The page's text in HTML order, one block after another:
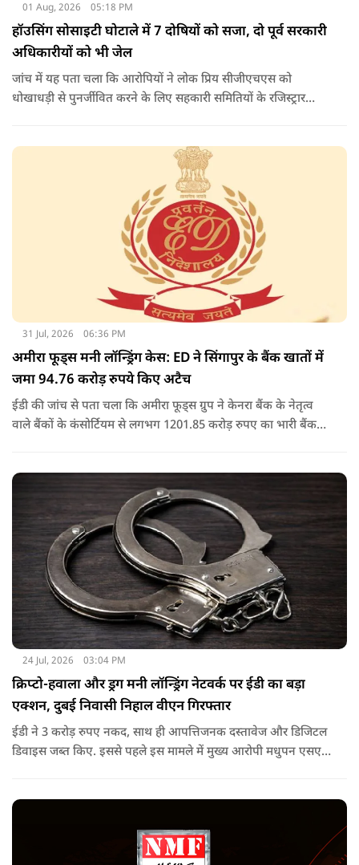
01 Aug, 2026 05:18 PM
हॉउसिंग सोसाइटी घोटाले में 7 दोषियों को सजा, दो पूर्व सरकारी
अधिकारीयों को भी जेल
जांच में यह पता चला कि आरोपियों ने लोक प्रिय सीजीएचएस को
धोखाधड़ी से पुनर्जीवित करने के लिए सहकारी समितियों के रजिस्ट्रार
प्राधिकरण (डीडीए) से भूमि का आवंटन प्राप्त किया.
31 Jul, 2026 06:36 PM
अमीरा फूड्स मनी लॉन्ड्रिंग केस: ED ने सिंगापुर के बैंक खातों में
जमा 94.76 करोड़ रुपये किए अटैच
ईडी की जांच से पता चला कि अमीरा फूड्स ग्रुप ने केनरा बैंक के नेतृत्व
वाले बैंकों के कंसोर्टियम से लगभग 1201.85 करोड़ रुपए का भारी बैंक
उसके प्रमोटरों/शेयरधारकों/डायरेक्टरों ने मनी लॉन्ड्रिंग का अपराध किया
24 Jul, 2026 03:04 PM
क्रिप्टो-हवाला और ड्रग मनी लॉन्ड्रिंग नेटवर्क पर ईडी का बड़ा
एक्शन, दुबई निवासी निहाल वीएन गिरफ्तार
ईडी ने 3 करोड़ रुपए नकद, साथ ही आपत्तिजनक दस्तावेज और डिजिटल
डिवाइस जब्त किए. इससे पहले इस मामले में मुख्य आरोपी मधुपन एसएस